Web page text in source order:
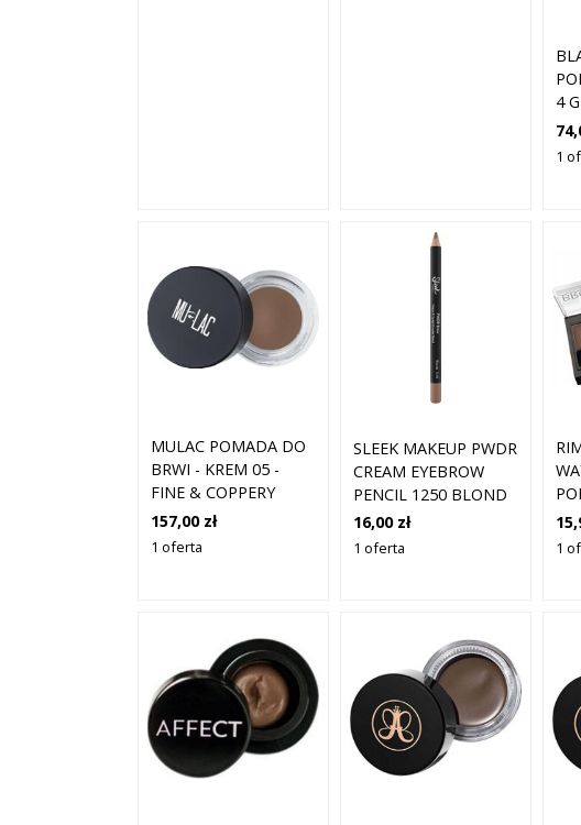
4 G
1
MULAC POMADA DO
BRWI - KREM 05 -
FINE & COPPERY
157,00 zł
1 oferta
SLEEK MAKEUP PWDR
CREAM EYEBROW
PENCIL 1250 BLOND
1,29 G
16,00 zł
1 oferta 1